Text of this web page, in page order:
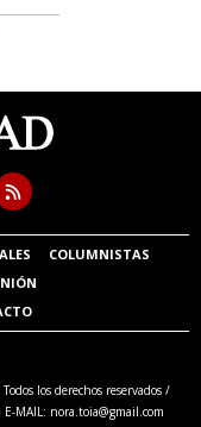
COLUMNISTAS
Todos los derechos reservados /
MAIL: nora.toia@gmail.com